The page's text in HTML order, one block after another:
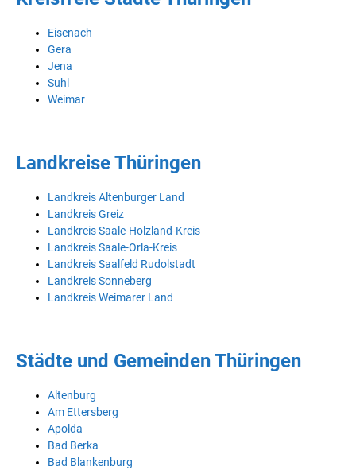
Eisenach
Gera
Jena
Suhl
Weimar
Landkreise Thüringen
Landkreis Altenburger Land
Landkreis Greiz
Landkreis Saale-Holzland-Kreis
Landkreis Saale-Orla-Kreis
Landkreis Saalfeld Rudolstadt
Landkreis Sonneberg
Landkreis Weimarer Land
Städte und Gemeinden Thüringen
Altenburg
Am Ettersberg
Apolda
Bad Berka
Bad Blankenburg